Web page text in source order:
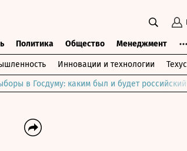
Политика Общество Менеджмент
Инновации и технологии
в Госдуму: каким был и будет